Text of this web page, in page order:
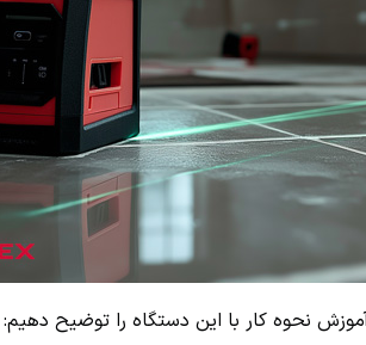
نحوه کار با این دستگاه را توضیح دهیم: